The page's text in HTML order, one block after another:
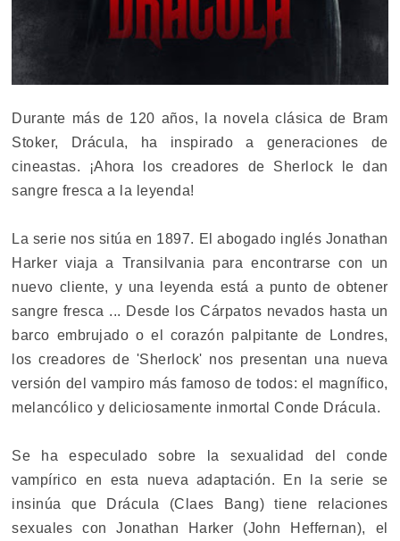
Durante más de 120 años, la novela clásica de Bram
Stoker, Drácula, ha inspirado a generaciones de
cineastas. ¡Ahora los creadores de Sherlock le dan
sangre fresca a la leyenda!
La serie nos sitúa en 1897. El abogado inglés Jonathan
Harker viaja a Transilvania para encontrarse con un
nuevo cliente, y una leyenda está a punto de obtener
sangre fresca ... Desde los Cárpatos nevados hasta un
barco embrujado o el corazón palpitante de Londres,
los creadores de 'Sherlock' nos presentan una nueva
versión del vampiro más famoso de todos: el magnífico,
melancólico y deliciosamente inmortal Conde Drácula.
Se ha especulado sobre la sexualidad del conde
vampírico en esta nueva adaptación. En la serie se
insinúa que Drácula (Claes Bang) tiene relaciones
sexuales con Jonathan Harker (John Heffernan), el